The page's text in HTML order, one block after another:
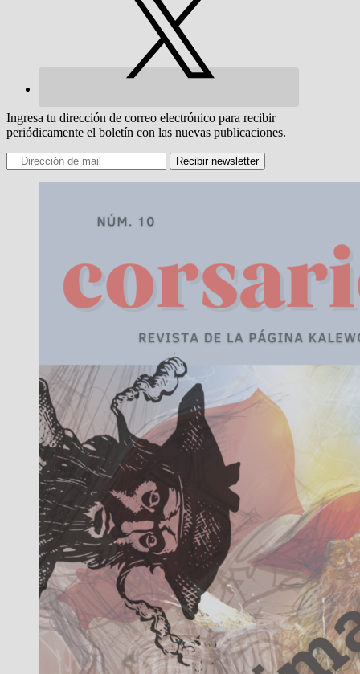
Ingresa tu dirección de correo electrónico para recibir
periódicamente el boletín con las nuevas publicaciones.
Recibir newsletter